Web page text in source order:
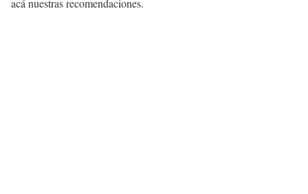
acá nuestras recomendaciones.